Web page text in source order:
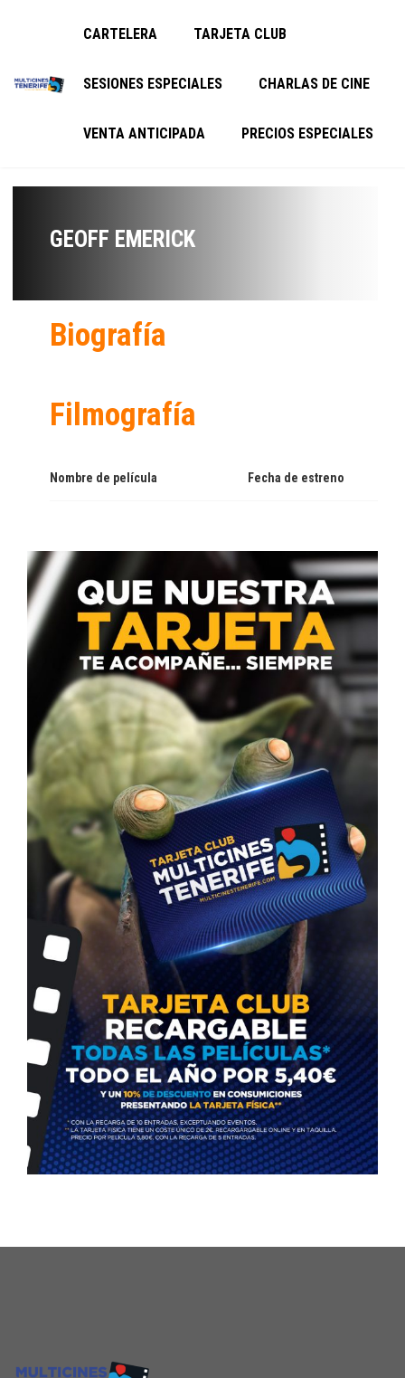
CARTELERA TARJETA CLUB
SESIONES ESPECIALES CHARLAS DE CINE
VENTA ANTICIPADA PRECIOS ESPECIALES
GEOFF EMERICK
Biografía
Filmografía
Nombre de película Fecha de estreno